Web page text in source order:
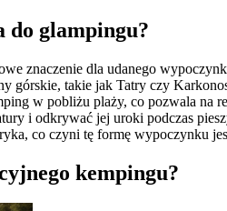
do glampingu?
znaczenie dla udanego
górskie, takie jak Tatry czy
w pobliżu plaży, co pozwala na
i odkrywać jej uroki podczas
co czyni tę formę wypoczynku
kempingu?